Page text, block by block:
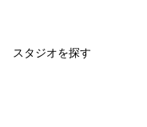
スタジオを探す